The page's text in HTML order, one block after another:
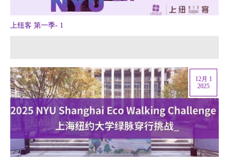
上纽客 第一季- 1
12月 1
2025